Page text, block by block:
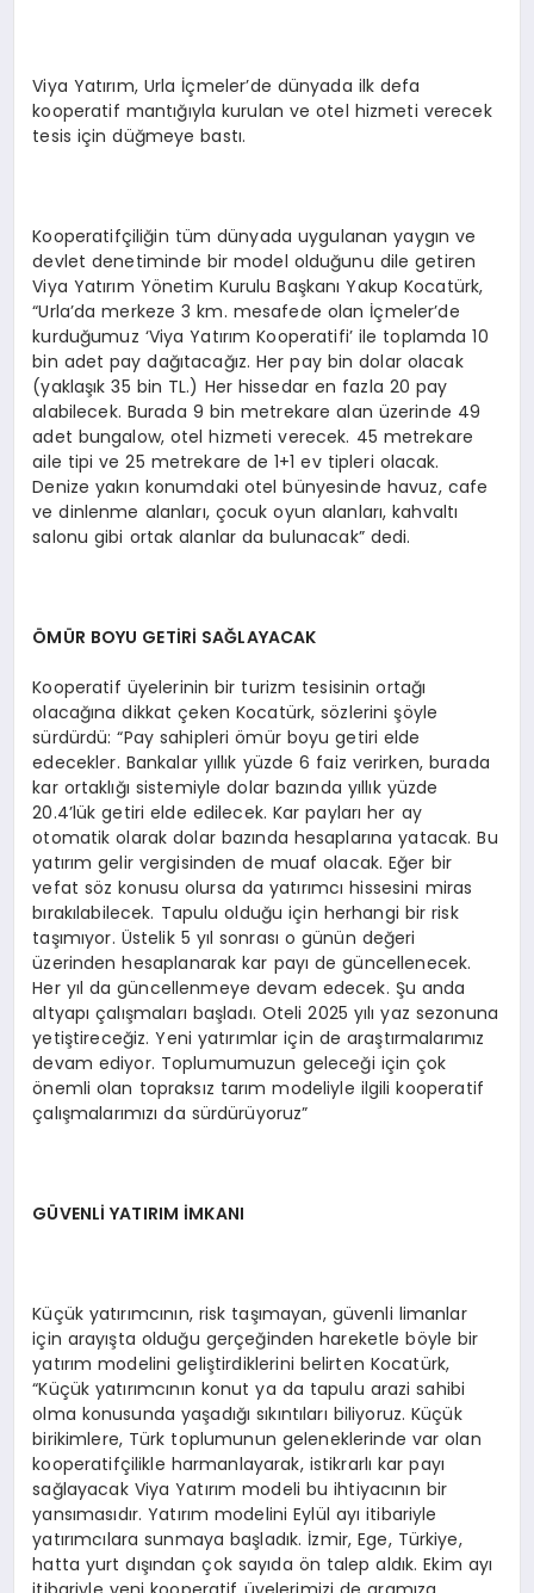
Viya Yatırım, Urla İçmeler’de dünyada ilk defa
kooperatif mantığıyla kurulan ve otel hizmeti verecek
tesis için düğmeye bastı.
Kooperatifçiliğin tüm dünyada uygulanan yaygın ve
devlet denetiminde bir model olduğunu dile getiren
Viya Yatırım Yönetim Kurulu Başkanı Yakup Kocatürk,
“Urla’da merkeze 3 km. mesafede olan İçmeler’de
kurduğumuz ‘Viya Yatırım Kooperatifi’ ile toplamda 10
bin adet pay dağıtacağız. Her pay bin dolar olacak
(yaklaşık 35 bin TL.) Her hissedar en fazla 20 pay
alabilecek. Burada 9 bin metrekare alan üzerinde 49
adet bungalow, otel hizmeti verecek. 45 metrekare
aile tipi ve 25 metrekare de 1+1 ev tipleri olacak.
Denize yakın konumdaki otel bünyesinde havuz, cafe
ve dinlenme alanları, çocuk oyun alanları, kahvaltı
salonu gibi ortak alanlar da bulunacak” dedi.
ÖMÜR BOYU GETİRİ SAĞLAYACAK
Kooperatif üyelerinin bir turizm tesisinin ortağı
olacağına dikkat çeken Kocatürk, sözlerini şöyle
sürdürdü: “Pay sahipleri ömür boyu getiri elde
edecekler. Bankalar yıllık yüzde 6 faiz verirken, burada
kar ortaklığı sistemiyle dolar bazında yıllık yüzde
20.4’lük getiri elde edilecek. Kar payları her ay
otomatik olarak dolar bazında hesaplarına yatacak. Bu
yatırım gelir vergisinden de muaf olacak. Eğer bir
vefat söz konusu olursa da yatırımcı hissesini miras
bırakılabilecek. Tapulu olduğu için herhangi bir risk
taşımıyor. Üstelik 5 yıl sonrası o günün değeri
üzerinden hesaplanarak kar payı de güncellenecek.
Her yıl da güncellenmeye devam edecek. Şu anda
altyapı çalışmaları başladı. Oteli 2025 yılı yaz sezonuna
yetiştireceğiz. Yeni yatırımlar için de araştırmalarımız
devam ediyor. Toplumumuzun geleceği için çok
önemli olan topraksız tarım modeliyle ilgili kooperatif
çalışmalarımızı da sürdürüyoruz”
GÜVENLİ YATIRIM İMKANI
Küçük yatırımcının, risk taşımayan, güvenli limanlar
için arayışta olduğu gerçeğinden hareketle böyle bir
yatırım modelini geliştirdiklerini belirten Kocatürk,
“Küçük yatırımcının konut ya da tapulu arazi sahibi
olma konusunda yaşadığı sıkıntıları biliyoruz. Küçük
birikimlere, Türk toplumunun geleneklerinde var olan
kooperatifçilikle harmanlayarak, istikrarlı kar payı
sağlayacak Viya Yatırım modeli bu ihtiyacının bir
yansımasıdır. Yatırım modelini Eylül ayı itibariyle
yatırımcılara sunmaya başladık. İzmir, Ege, Türkiye,
hatta yurt dışından çok sayıda ön talep aldık. Ekim ayı